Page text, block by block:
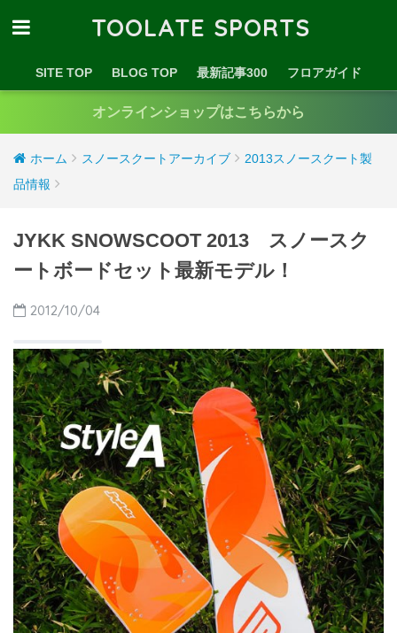
TOOLATE SPORTS
SITE TOP BLOG TOP 最新記事300 フロアガイド
オンラインショップはこちらから
ホーム スノースクートアーカイブ
2013スノースクート製
品情報
JYKK SNOWSCOOT 2013 スノースク
ートボードセット最新モデル！
2012/10/04